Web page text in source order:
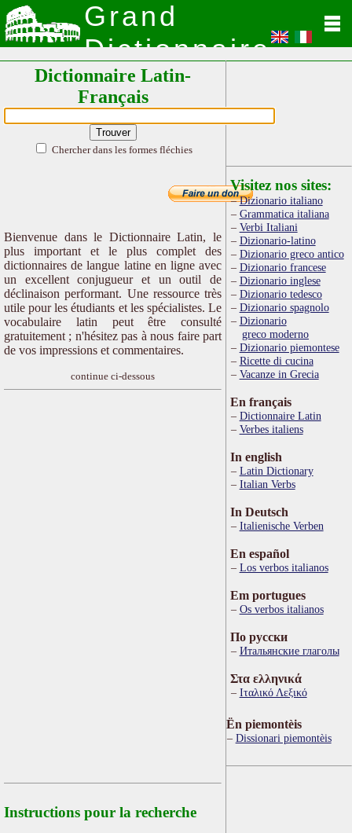
Grand
Dictionnaire
Latin
Dictionnaire Latin-
Français
Chercher dans les formes fléchies
Bienvenue dans le Dictionnaire Latin, le
plus important et le plus complet des
dictionnaires de langue latine en ligne avec
un excellent conjugueur et un outil de
déclinaison performant. Une ressource très
utile pour les étudiants et les spécialistes. Le
vocabulaire latin peut être consulté
gratuitement ; n'hésitez pas à nous faire part
de vos impressions et commentaires.
continue ci-dessous
Instructions pour la recherche
Visitez nos sites:
Dizionario italiano
Grammatica italiana
Verbi Italiani
Dizionario-latino
Dizionario greco antico
Dizionario francese
Dizionario inglese
Dizionario tedesco
Dizionario spagnolo
Dizionario
greco moderno
Dizionario piemontese
Ricette di cucina
Vacanze in Grecia
En français
Dictionnaire Latin
Verbes italiens
In english
Latin Dictionary
Italian Verbs
In Deutsch
Italienische Verben
En español
Los verbos italianos
Em portugues
Os verbos italianos
По русски
Итальянские глаголы
Στα ελληνικά
Ιταλικό Λεξικό
Ën piemontèis
Dissionari piemontèis